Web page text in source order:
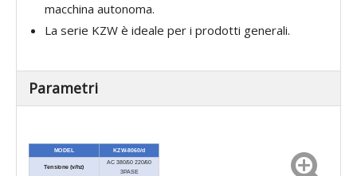
macchina autonoma.
La serie KZW è ideale per i prodotti generali.
Parametri
MODEL KZW-8060/d
Tensione (v/hz)
AC 380/50 220/60
3PASE